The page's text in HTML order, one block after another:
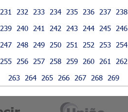
231
232 233 234 235 236 237
238
239
240 241 242 243 244 245
246
247
248 249 250 251 252 253
254
255
256 257 258 259 260 261
262
263
264 265 266 267 268 269